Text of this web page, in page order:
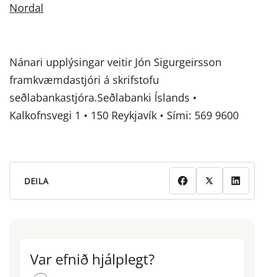
Nordal
Nánari upplýsingar veitir Jón Sigurgeirsson
framkvæmdastjóri á skrifstofu
seðlabankastjóra.Seðlabanki Íslands •
Kalkofnsvegi 1 • 150 Reykjavík • Sími: 569 9600
DEILA
Var efnið hjálplegt?
Var efnið hjálplegt?